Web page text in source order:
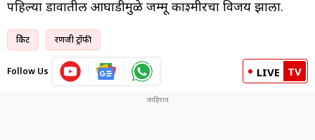
पहिल्या डावातील आघाडीमुळे जम्मू काश्मीरचा विजय झाला.
क्रिकेट रणजी ट्रॉफी
Follow Us LIVE TV